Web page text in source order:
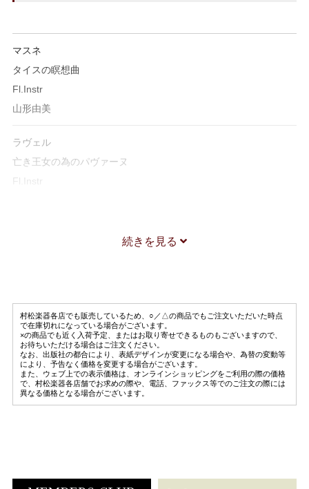
マスネ
タイスの瞑想曲
Fl.Instr
山形由美
ラヴェル
亡き王女の為のパヴァーヌ
Fl.Instr
ショパン
ノクターン 嬰ハ短調
Fl.Instr
山形由美
続きを見る
村松楽器各店でも販売しているため、○／△の商品でもご注文いただいた時点
で在庫切れになっている場合がございます。
×の商品でも近く入荷予定、またはお取り寄せできるものもございますので、
お待ちいただける場合はご注文ください。
なお、出版社の都合により、表紙デザインが変更になる場合や、為替の変動等
により、予告なく価格を変更する場合がございます。
また、ウェブ上での表示価格は、オンラインショッピングをご利用の際の価格
で、村松楽器各店舗でお求めの際や、電話、ファックス等でのご注文の際には
異なる価格となる場合がございます。